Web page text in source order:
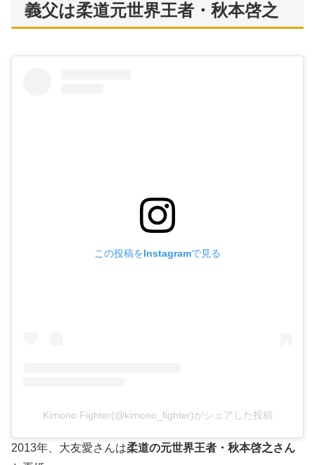
義父は柔道元世界王者・秋本啓之
この投稿をInstagramで見る
Kimono Fighter(@kimono_fighter)がシェアした投稿
2013年、大友愛さんは柔道の元世界王者・秋本啓之さん